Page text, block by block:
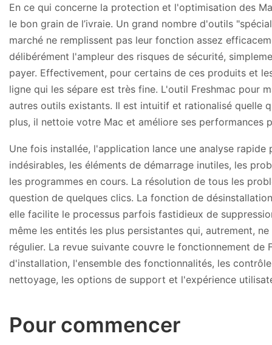
En ce qui concerne la protection et l'optimisation des
le bon grain de l’ivraie. Un grand nombre d'outils
marché ne remplissent pas leur fonction assez
délibérément l'ampleur des risques de sécurité,
payer. Effectivement, pour certains de ces produits et
ligne qui les sépare est très fine. L'outil Freshmac pour
autres outils existants. Il est intuitif et rationalisé quelle
plus, il nettoie votre Mac et améliore ses performances
Une fois installée, l'application lance une analyse
indésirables, les éléments de démarrage inutiles, les
les programmes en cours. La résolution de tous les
question de quelques clics. La fonction de
elle facilite le processus parfois fastidieux de
même les entités les plus persistantes qui, autrement,
régulier. La revue suivante couvre le fonctionnement de
d'installation, l'ensemble des fonctionnalités, les
nettoyage, les options de support et l'expérience
Pour commencer